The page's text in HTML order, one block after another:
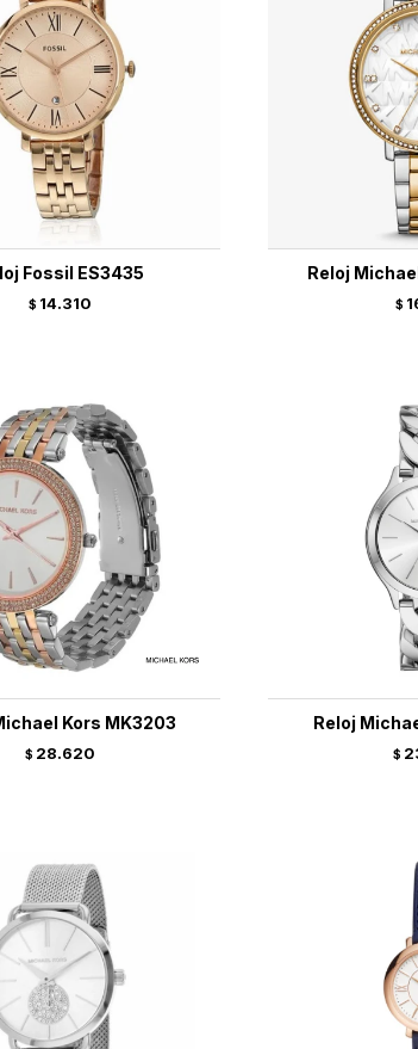
Fossil ES3435
$ 14.310
Reloj
$
Kors MK3203
$ 28.620
Reloj
$